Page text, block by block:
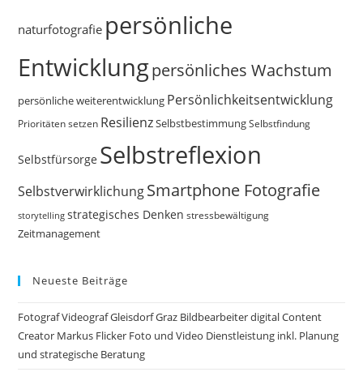
naturfotografie persönliche
Entwicklungpersönliches Wachstum
persönliche weiterentwicklung Persönlichkeitsentwicklung
Prioritäten setzen ResilienzSelbstbestimmung Selbstfindung
Selbstfürsorge Selbstreflexion
SelbstverwirklichungSmartphone Fotografie
storytelling strategisches Denken stressbewältigung
Zeitmanagement
Neueste Beiträge
Fotograf Videograf Gleisdorf Graz Bildbearbeiter digital Content
Creator Markus Flicker Foto und Video Dienstleistung inkl. Planung
und strategische Beratung